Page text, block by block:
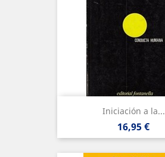
Iniciación a la...
Precio
16,95 €